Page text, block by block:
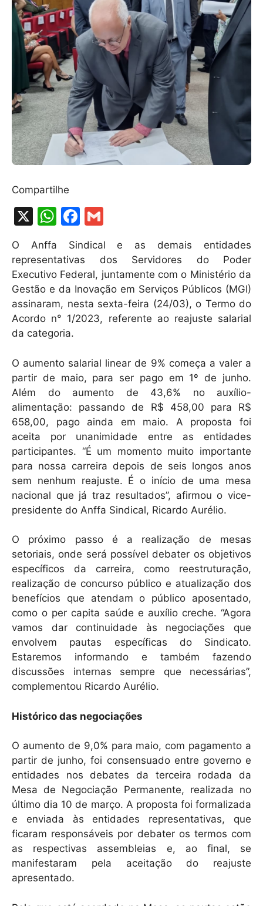
Compartilhe
X
W
at
s
A
p
p
F
a
c
e
b
o
o
m
ai
l
O Anffa Sindical e as demais entidades
representativas dos Servidores do Poder
Executivo Federal, juntamente com o Ministério da
Gestão e da Inovação em Serviços Públicos (MGI)
assinaram, nesta sexta-feira (24/03), o Termo do
Acordo n° 1/2023, referente ao reajuste salarial
da categoria.
O aumento salarial linear de 9% começa a valer a
partir de maio, para ser pago em 1º de junho.
Além do aumento de 43,6% no auxílio-
alimentação: passando de R$ 458,00 para R$
658,00, pago ainda em maio. A proposta foi
aceita por unanimidade entre as entidades
participantes. “É um momento muito importante
para nossa carreira depois de seis longos anos
sem nenhum reajuste. É o início de uma mesa
nacional que já traz resultados”, afirmou o vice-
presidente do Anffa Sindical, Ricardo Aurélio.
O próximo passo é a realização de mesas
setoriais, onde será possível debater os objetivos
específicos da carreira, como reestruturação,
realização de concurso público e atualização dos
benefícios que atendam o público aposentado,
como o per capita saúde e auxílio creche. “Agora
vamos dar continuidade às negociações que
envolvem pautas específicas do Sindicato.
Estaremos informando e também fazendo
discussões internas sempre que necessárias”,
complementou Ricardo Aurélio.
Histórico das negociações
O aumento de 9,0% para maio, com pagamento a
partir de junho, foi consensuado entre governo e
entidades nos debates da terceira rodada da
Mesa de Negociação Permanente, realizada no
último dia 10 de março. A proposta foi formalizada
e enviada às entidades representativas, que
ficaram responsáveis por debater os termos com
as respectivas assembleias e, ao final, se
manifestaram pela aceitação do reajuste
apresentado.